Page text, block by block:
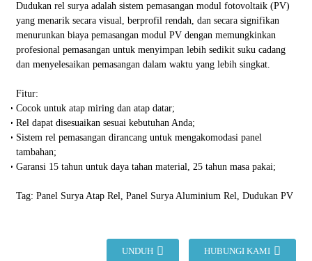
Dudukan rel surya adalah sistem pemasangan modul fotovoltaik (PV)
yang menarik secara visual, berprofil rendah, dan secara signifikan
menurunkan biaya pemasangan modul PV dengan memungkinkan
profesional pemasangan untuk menyimpan lebih sedikit suku cadang
dan menyelesaikan pemasangan dalam waktu yang lebih singkat.
Fitur:
Cocok untuk atap miring dan atap datar;
Rel dapat disesuaikan sesuai kebutuhan Anda;
Sistem rel pemasangan dirancang untuk mengakomodasi panel
tambahan;
Garansi 15 tahun untuk daya tahan material, 25 tahun masa pakai;
Tag: Panel Surya Atap Rel, Panel Surya Aluminium Rel, Dudukan PV
UNDUH HUBUNGI KAMI